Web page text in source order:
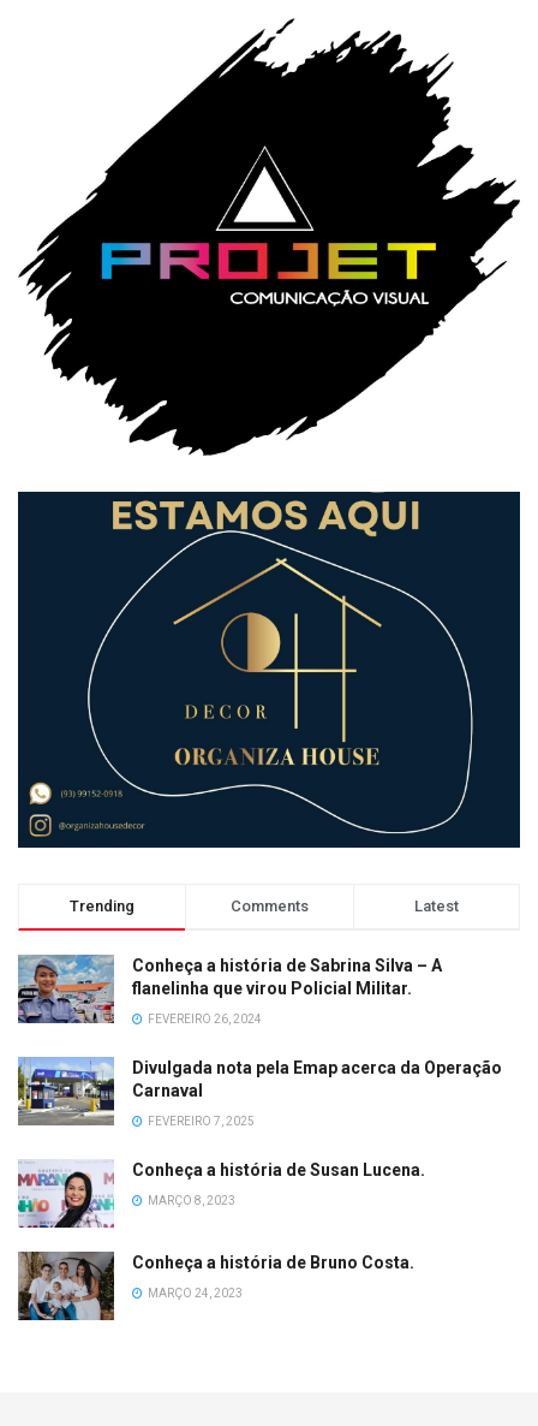
Trending Comments Latest
Conheça a história de Sabrina Silva – A
flanelinha que virou Policial Militar.
FEVEREIRO 26, 2024
Divulgada nota pela Emap acerca da Operação
Carnaval
FEVEREIRO 7, 2025
Conheça a história de Susan Lucena.
MARÇO 8, 2023
Conheça a história de Bruno Costa.
MARÇO 24, 2023